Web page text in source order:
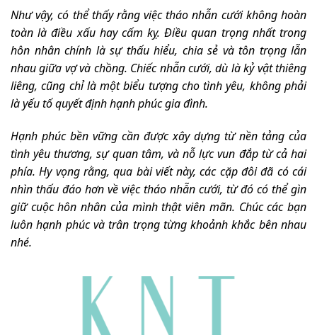
Như vậy, có thể thấy rằng việc tháo nhẫn cưới không hoàn
toàn là điều xấu hay cấm kỵ. Điều quan trọng nhất trong
hôn nhân chính là sự thấu hiểu, chia sẻ và tôn trọng lẫn
nhau giữa vợ và chồng. Chiếc nhẫn cưới, dù là kỷ vật thiêng
liêng, cũng chỉ là một biểu tượng cho tình yêu, không phải
là yếu tố quyết định hạnh phúc gia đình.
Hạnh phúc bền vững cần được xây dựng từ nền tảng của
tình yêu thương, sự quan tâm, và nỗ lực vun đắp từ cả hai
phía. Hy vọng rằng, qua bài viết này, các cặp đôi đã có cái
nhìn thấu đáo hơn về việc tháo nhẫn cưới, từ đó có thể gìn
giữ cuộc hôn nhân của mình thật viên mãn. Chúc các bạn
luôn hạnh phúc và trân trọng từng khoảnh khắc bên nhau
nhé.